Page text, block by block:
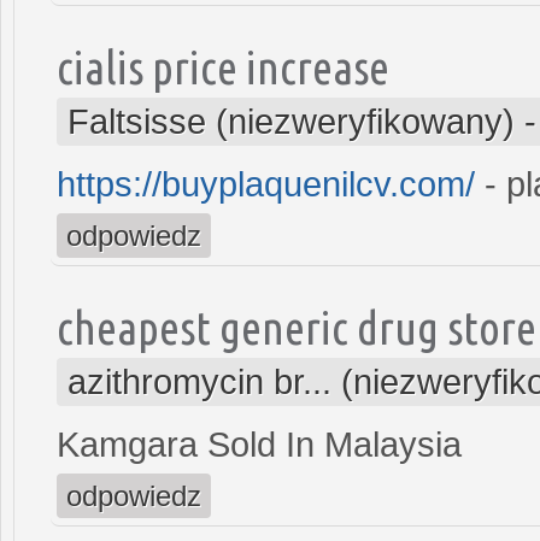
cialis price increase
Faltsisse (niezweryfikowany)
https://buyplaquenilcv.com/ -
odpowiedz
cheapest generic drug
azithromycin br...
Kamgara Sold In Malaysia
odpowiedz